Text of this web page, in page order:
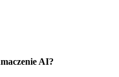
AI?